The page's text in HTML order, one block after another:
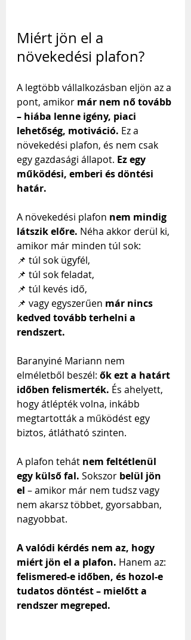
Miért jön el a
növekedési plafon?
A legtöbb vállalkozásban eljön az a
pont, amikor már nem nő tovább
– hiába lenne igény, piaci
lehetőség, motiváció. Ez a
növekedési plafon, és nem csak
egy gazdasági állapot. Ez egy
működési, emberi és döntési
határ.
A növekedési plafon nem mindig
látszik előre. Néha akkor derül ki,
amikor már minden túl sok:
📌 túl sok ügyfél,
📌 túl sok feladat,
📌 túl kevés idő,
📌 vagy egyszerűen már nincs
kedved tovább terhelni a
rendszert.
Baranyiné Mariann nem
elméletből beszél: ők ezt a határt
időben felismerték. És ahelyett,
hogy átlépték volna, inkább
megtartották a működést egy
biztos, átlátható szinten.
A plafon tehát nem feltétlenül
egy külső fal. Sokszor belül jön
el – amikor már nem tudsz vagy
nem akarsz többet, gyorsabban,
nagyobbat.
A valódi kérdés nem az, hogy
miért jön el a plafon. Hanem az:
felismered-e időben, és hozol-e
tudatos döntést – mielőtt a
rendszer megreped.